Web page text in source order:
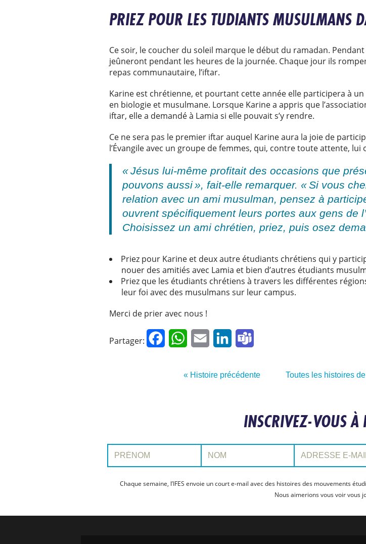
PRIEZ POUR LES TUDIANTS MUSULMANS
Ce soir, le coucher du soleil marque le début du ramadan.
jeûneront pendant les heures de la journée. Chaque jour ils
repas communautaire, l’iftar.
Karine est chrétienne, et pourtant cette année elle participera à
en biologie et musulmane. Lorsque Karine a appris que
iftar, elle a demandé à Lamia si elle pouvait s’y rendre.
Ce ne sera pas le premier iftar auquel Karine aura la joie de
l’Évangile avec un groupe de femmes, qui, contre toute attente,
« Jésus lui-même profitait des occasions que
pouvons aussi », fait-elle remarquer. « Si vous
relation avec un ami musulman, pensez à
ouvrent spécifiquement leurs portes aux gens de
Choisissez un ami chrétien, priez, puis osez
Priez pour Karine et deux autre étudiants chrétiens qui y
nouer des amitiés avec Lamia et bien d’autres étudiants
Priez que les étudiants chrétiens à travers les différentes
leur foi avec des musulmans sur leur campus.
Merci de prier avec nous !
Partager: FacebookWhatsApp
Email LinkedIn
« Histoire précédente Toutes les histoires
INSCRIVEZ-VOUS À
Prénom: Nom: Adresse e-mail:
Chaque semaine, l’IFES envoie un court e-mail avec des histoires des mouvements
Nous aimerions vous voir vous